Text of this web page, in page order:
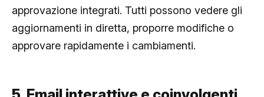
approvazione integrati. Tutti possono vedere gli
aggiornamenti in diretta, proporre modifiche o
approvare rapidamente i cambiamenti.